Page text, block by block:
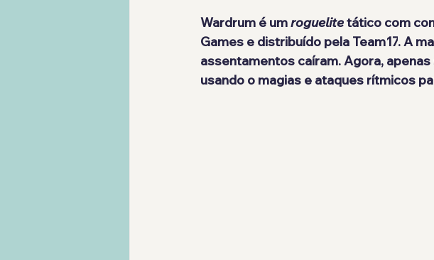
Wardrum é um roguelite tático com
Games e distribuído pela Team17. A
assentamentos caíram. Agora,
usando o magias e ataques rítmicos